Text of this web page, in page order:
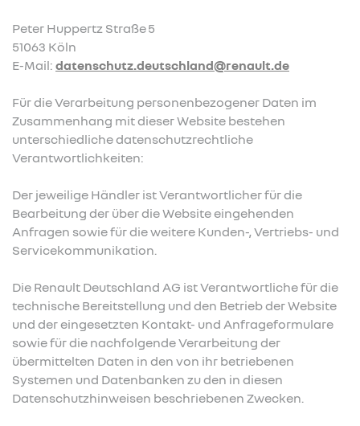
Peter Huppertz Straße 5
51063 Köln
E-Mail: datenschutz.deutschland@renault.de
Für die Verarbeitung personenbezogener Daten im
Zusammenhang mit dieser Website bestehen
unterschiedliche datenschutzrechtliche
Verantwortlichkeiten:
Der jeweilige Händler ist Verantwortlicher für die
Bearbeitung der über die Website eingehenden
Anfragen sowie für die weitere Kunden-, Vertriebs- und
Servicekommunikation.
Die Renault Deutschland AG ist Verantwortliche für die
technische Bereitstellung und den Betrieb der Website
und der eingesetzten Kontakt- und Anfrageformulare
sowie für die nachfolgende Verarbeitung der
übermittelten Daten in den von ihr betriebenen
Systemen und Datenbanken zu den in diesen
Datenschutzhinweisen beschriebenen Zwecken.